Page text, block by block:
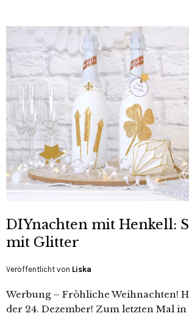
DIYnachten mit Henkell:
mit Glitter
Veröffentlicht von Liska
Werbung – Fröhliche Weihnachten!
der 24. Dezember! Zum letzten Mal in